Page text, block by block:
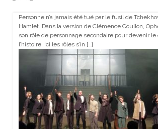
Personne n’a jamais été tué par le fusil de
Hamlet. Dans la version de Clémence Coullon,
son rôle de personnage secondaire pour devenir
l’histoire. Ici les rôles s’in […]